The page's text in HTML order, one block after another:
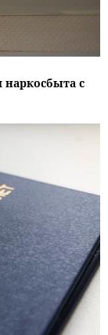
наркосбыта с